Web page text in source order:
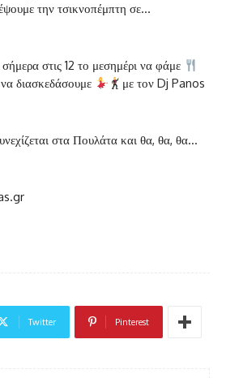
την τσικνοπέμπτη σε…
στις 12 το μεσημέρι να φάμε
διασκεδάσουμε
με τον Dj Panos
στα Πουλάτα και θα, θα, θα…
Twitter Pinterest